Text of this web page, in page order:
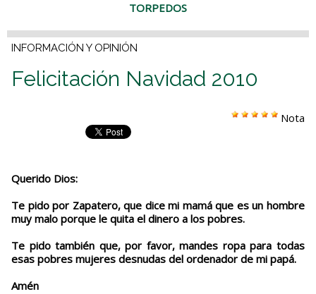
TORPEDOS
INFORMACIÓN Y OPINIÓN
Felicitación Navidad 2010
Nota
Querido Dios:
Te pido por Zapatero, que dice mi mamá que es un hombre
muy malo porque le quita el dinero a los pobres.
Te pido también que, por favor, mandes ropa para todas
esas pobres mujeres desnudas del ordenador de mi papá.
Amén